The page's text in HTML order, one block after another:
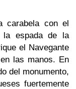
carabela con el
espada de la
el Navegante
las manos. En
del monumento,
fuertemente